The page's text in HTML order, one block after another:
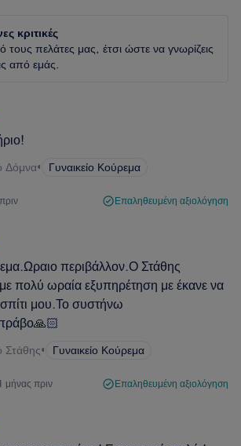
κριτικές
τους πελάτες μας, έτσι ώστε να γνωρίζεις
από εμάς.
Δόμνα• Γυναικείο Κούρεμα
Επαληθευμένη αξιολόγηση
περιβάλλον.Ο Στάθης
πολύ ωραία εξυπηρέτηση με έκανε να
μου.Το συστήνω
Στάθης• Γυναικείο Κούρεμα
μήνας πριν Επαληθευμένη αξιολόγηση